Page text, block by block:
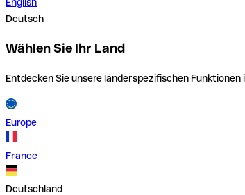
Deutsch
Wählen Sie Ihr Land
Entdecken Sie unsere länderspezifischen
Europe
France
Deutschland